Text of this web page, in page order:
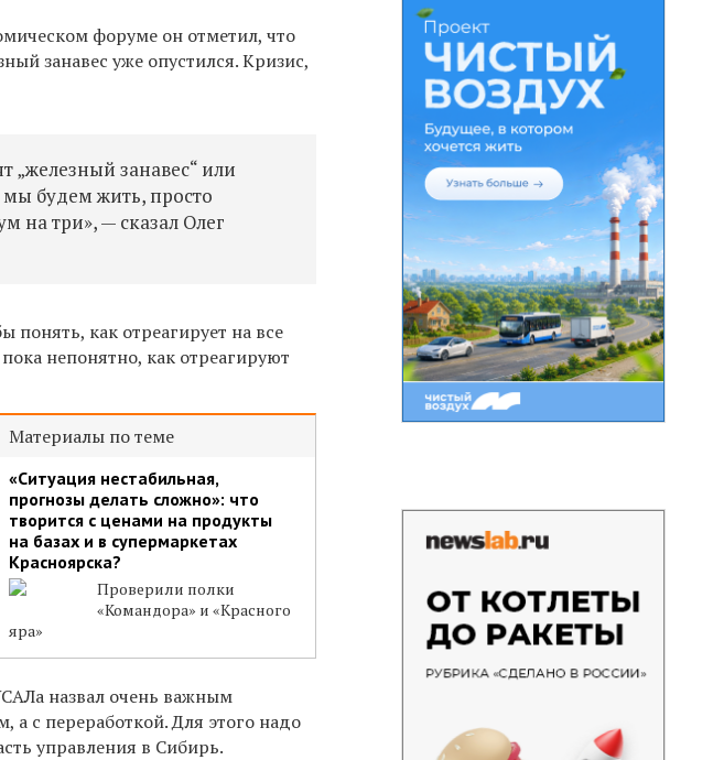
форуме он отметил, что
занавес уже опустился. Кризис,
„железный занавес“ или
мы будем жить, просто
на три», — сказал Олег
понять, как отреагирует на все
непонятно, как отреагируют
Материалы по теме
«Ситуация нестабильная,
прогнозы делать сложно»: что
творится с ценами на продукты
на базах и в супермаркетах
Красноярска?
Проверили полки
«Командора» и «Красного
яра»
назвал очень важным
а с переработкой. Для этого надо
управления в Сибирь.